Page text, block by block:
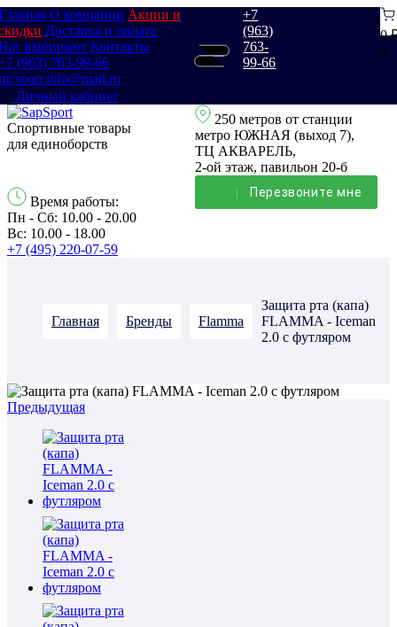
О компании Акции и
Доставка и оплата
выбирают Контакты
(963) 763-99-66
Личный кабинет
+7
(963)
763-
99-66
0
0
Спортивные товары
для единоборств
250 метров от станции
метро ЮЖНАЯ (выход 7),
ТЦ АКВАРЕЛЬ,
2-ой этаж, павильон 20-б
Время работы:
Пн - Сб: 10.00 - 20.00
Вс: 10.00 - 18.00
Перезвонитe мне
+7 (495) 220-07-59
Главная Бренды Flamma
Защита рта (капа)
FLAMMA - Iceman
2.0 с футляром
Предыдущая